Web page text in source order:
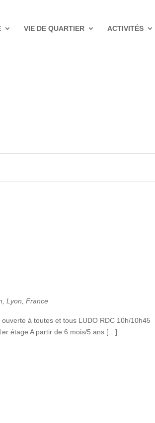
VIE DE QUARTIER ACTIVITÉS
Lyon, France
à toutes et tous LUDO RDC 10h/10h45
étage A partir de 6 mois/5 ans […]